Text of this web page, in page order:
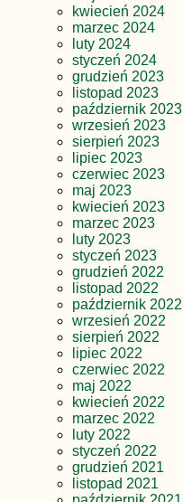
kwiecień 2024
marzec 2024
luty 2024
styczeń 2024
grudzień 2023
listopad 2023
październik 2023
wrzesień 2023
sierpień 2023
lipiec 2023
czerwiec 2023
maj 2023
kwiecień 2023
marzec 2023
luty 2023
styczeń 2023
grudzień 2022
listopad 2022
październik 2022
wrzesień 2022
sierpień 2022
lipiec 2022
czerwiec 2022
maj 2022
kwiecień 2022
marzec 2022
luty 2022
styczeń 2022
grudzień 2021
listopad 2021